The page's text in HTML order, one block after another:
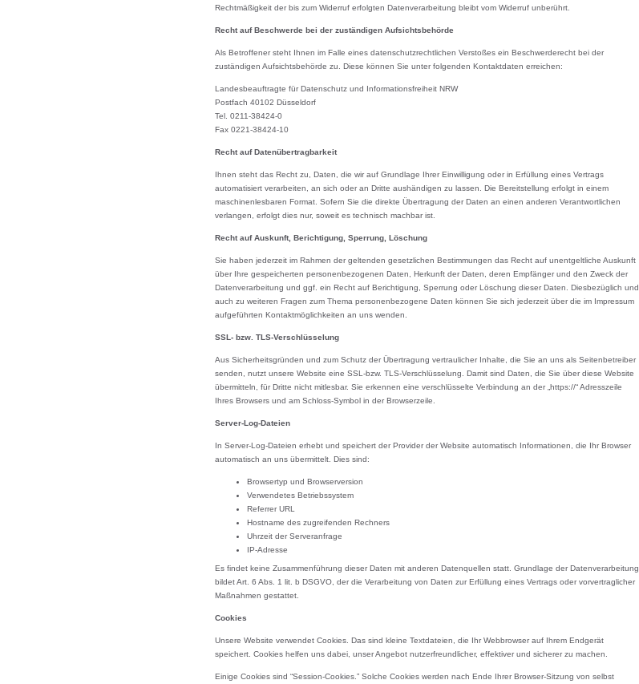
Rechtmäßigkeit der bis zum Widerruf erfolgten Datenverarbeitung bleibt vom Widerruf unberührt.
Recht auf Beschwerde bei der zuständigen Aufsichtsbehörde
Als Betroffener steht Ihnen im Falle eines datenschutzrechtlichen Verstoßes ein Beschwerderecht bei der
zuständigen Aufsichtsbehörde zu. Diese können Sie unter folgenden Kontaktdaten erreichen:
Landesbeauftragte für Datenschutz und Informationsfreiheit NRW
Postfach 40102 Düsseldorf
Tel. 0211-38424-0
Fax 0221-38424-10
Recht auf Datenübertragbarkeit
Ihnen steht das Recht zu, Daten, die wir auf Grundlage Ihrer Einwilligung oder in Erfüllung eines Vertrags
automatisiert verarbeiten, an sich oder an Dritte aushändigen zu lassen. Die Bereitstellung erfolgt in einem
maschinenlesbaren Format. Sofern Sie die direkte Übertragung der Daten an einen anderen Verantwortlichen
verlangen, erfolgt dies nur, soweit es technisch machbar ist.
Recht auf Auskunft, Berichtigung, Sperrung, Löschung
Sie haben jederzeit im Rahmen der geltenden gesetzlichen Bestimmungen das Recht auf unentgeltliche Auskunft
über Ihre gespeicherten personenbezogenen Daten, Herkunft der Daten, deren Empfänger und den Zweck der
Datenverarbeitung und ggf. ein Recht auf Berichtigung, Sperrung oder Löschung dieser Daten. Diesbezüglich und
auch zu weiteren Fragen zum Thema personenbezogene Daten können Sie sich jederzeit über die im Impressum
aufgeführten Kontaktmöglichkeiten an uns wenden.
SSL- bzw. TLS-Verschlüsselung
Aus Sicherheitsgründen und zum Schutz der Übertragung vertraulicher Inhalte, die Sie an uns als Seitenbetreiber
senden, nutzt unsere Website eine SSL-bzw. TLS-Verschlüsselung. Damit sind Daten, die Sie über diese Website
übermitteln, für Dritte nicht mitlesbar. Sie erkennen eine verschlüsselte Verbindung an der „https://“ Adresszeile
Ihres Browsers und am Schloss-Symbol in der Browserzeile.
Server-Log-Dateien
In Server-Log-Dateien erhebt und speichert der Provider der Website automatisch Informationen, die Ihr Browser
automatisch an uns übermittelt. Dies sind:
Browsertyp und Browserversion
Verwendetes Betriebssystem
Referrer URL
Hostname des zugreifenden Rechners
Uhrzeit der Serveranfrage
IP-Adresse
Es findet keine Zusammenführung dieser Daten mit anderen Datenquellen statt. Grundlage der Datenverarbeitung
bildet Art. 6 Abs. 1 lit. b DSGVO, der die Verarbeitung von Daten zur Erfüllung eines Vertrags oder vorvertraglicher
Maßnahmen gestattet.
Cookies
Unsere Website verwendet Cookies. Das sind kleine Textdateien, die Ihr Webbrowser auf Ihrem Endgerät
speichert. Cookies helfen uns dabei, unser Angebot nutzerfreundlicher, effektiver und sicherer zu machen.
Einige Cookies sind “Session-Cookies.” Solche Cookies werden nach Ende Ihrer Browser-Sitzung von selbst